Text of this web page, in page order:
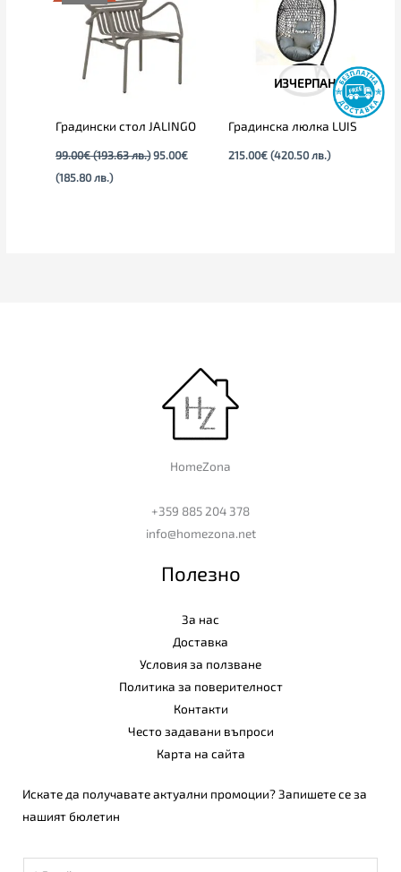
Градински стол JALINGO
99.00€ (193.63 лв.)
(193.63
лв.).
95.00€
(185.80 лв.)
(185.80
лв.).
ИЗЧЕРПАН
Градинска люлка LUIS
215.00€ (420.50 лв.)
HomeZona
+359 885 204 378
info@homezona.net
Полезно
За нас
Доставка
Условия за ползване
Политика за поверителност
Контакти
Често задавани въпроси
Карта на сайта
Искате да получавате актуални промоции? Запишете се за
нашият бюлетин